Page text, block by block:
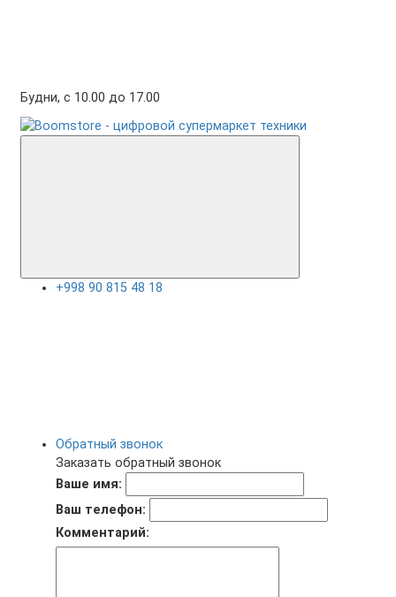
Будни, с 10.00 до 17.00
+998 90 815 48 18
Обратный звонок
Заказать обратный звонок
Ваше имя:
Ваш телефон:
Комментарий: